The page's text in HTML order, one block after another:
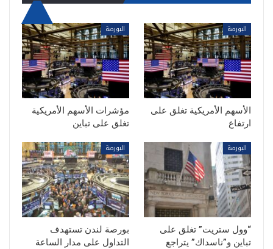
البورصة
الأسهم الأمريكية تغلق على
ارتفاع
البورصة
مؤشرات الأسهم الأمريكية
تغلق على تباين
البورصة
“وول ستريت” تغلق على
تباين و”ناسداك” يتراجع
البورصة
بورصة لندن تستهدف
التداول على مدار الساعة